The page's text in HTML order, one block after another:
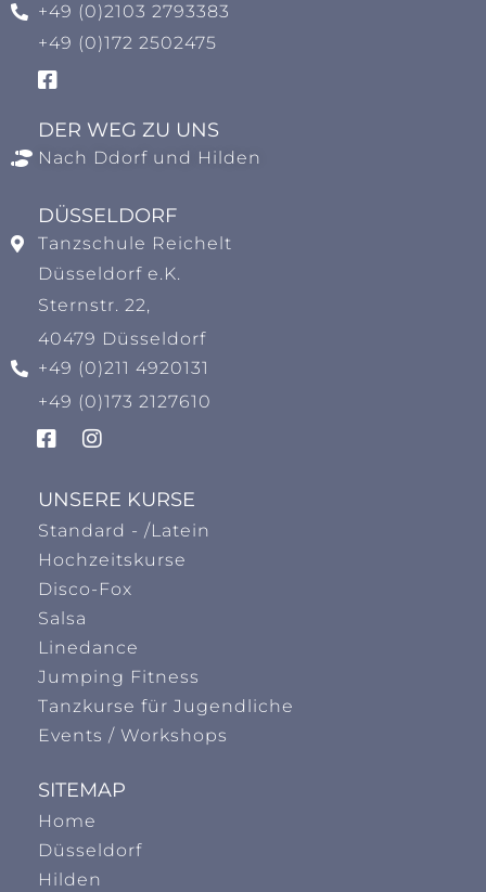
+49 (0)2103 2793383
+49 (0)172 2502475
DER WEG ZU UNS
Nach Ddorf und Hilden
DÜSSELDORF
Tanzschule Reichelt
Düsseldorf e.K.
Sternstr. 22,
40479 Düsseldorf
+49 (0)211 4920131
+49 (0)173 2127610
SITEMAP
Home
Düsseldorf
Hilden
UNSERE KURSE
Standard - /Latein
Hochzeitskurse
Disco-Fox
Salsa
Linedance
Jumping Fitness
Tanzkurse für Jugendliche
Events / Workshops